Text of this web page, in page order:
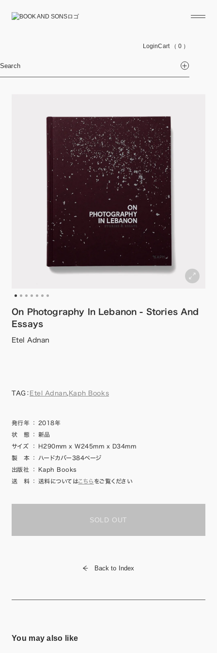
LoginCart （ 0 ）
Search
On Photography In Lebanon - Stories And
Essays
Etel Adnan
TAG： Etel Adnan, Kaph Books
発行年 ：
2018年
状 態
：
新品
サイズ
：
H290mm x W245mm x D34mm
製 本
：
ハードカバー384ページ
出版社
：
Kaph Books
送 料
： 送料についてはこちら をご覧ください
SOLD OUT
Back to Index
You may also like